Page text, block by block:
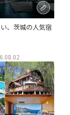
、茨城の人気宿